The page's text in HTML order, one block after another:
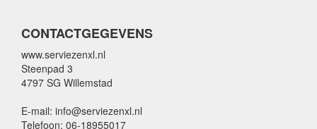
CONTACTGEGEVENS
www.serviezenxl.nl
Steenpad 3
4797 SG Willemstad
E-mail: info@serviezenxl.nl
Telefoon: 06-18955017